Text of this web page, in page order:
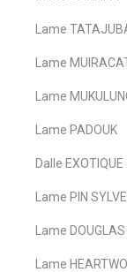
Lame
Lame
Lame
Lame PADOUK
Dalle EXOTIQUE
Lame PIN
Lame DOUGLAS
Lame